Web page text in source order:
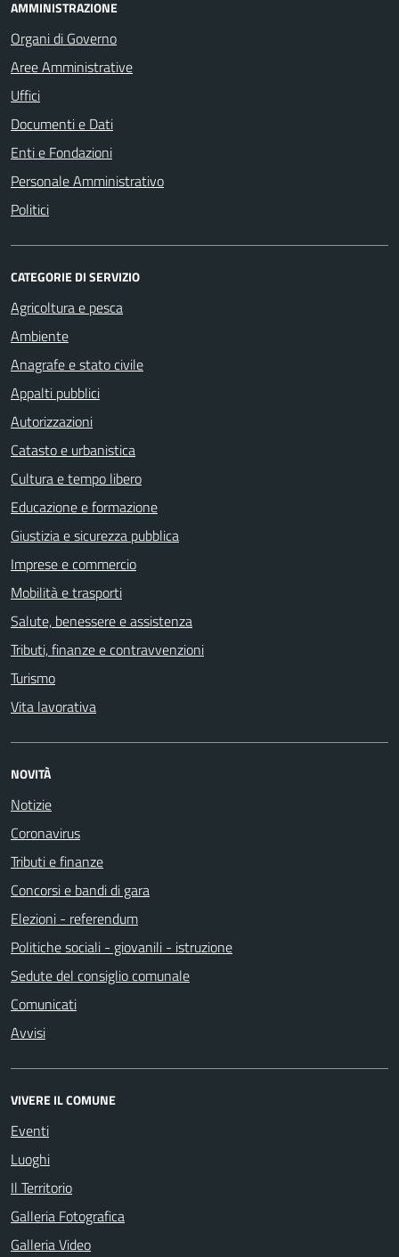
AMMINISTRAZIONE
Organi di Governo
Aree Amministrative
Uffici
Documenti e Dati
Enti e Fondazioni
Personale Amministrativo
Politici
CATEGORIE DI SERVIZIO
Agricoltura e pesca
Ambiente
Anagrafe e stato civile
Appalti pubblici
Autorizzazioni
Catasto e urbanistica
Cultura e tempo libero
Educazione e formazione
Giustizia e sicurezza pubblica
Imprese e commercio
Mobilità e trasporti
Salute, benessere e assistenza
Tributi, finanze e contravvenzioni
Turismo
Vita lavorativa
NOVITÀ
Notizie
Coronavirus
Tributi e finanze
Concorsi e bandi di gara
Elezioni - referendum
Politiche sociali - giovanili - istruzione
Sedute del consiglio comunale
Comunicati
Avvisi
VIVERE IL COMUNE
Eventi
Luoghi
Il Territorio
Galleria Fotografica
Galleria Video